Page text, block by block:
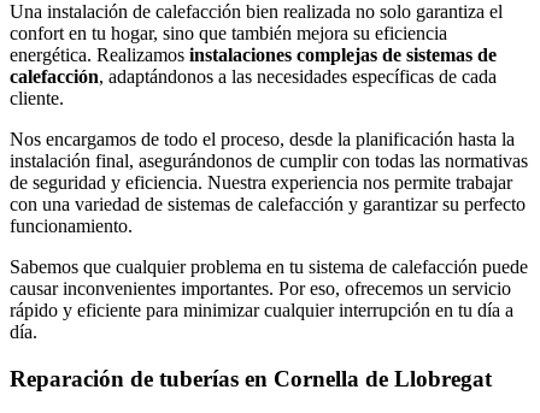
Una instalación de calefacción bien realizada no solo garantiza el
confort en tu hogar, sino que también mejora su eficiencia
energética. Realizamos instalaciones complejas de sistemas de
calefacción, adaptándonos a las necesidades específicas de cada
cliente.
Nos encargamos de todo el proceso, desde la planificación hasta la
instalación final, asegurándonos de cumplir con todas las normativas
de seguridad y eficiencia. Nuestra experiencia nos permite trabajar
con una variedad de sistemas de calefacción y garantizar su perfecto
funcionamiento.
Sabemos que cualquier problema en tu sistema de calefacción puede
causar inconvenientes importantes. Por eso, ofrecemos un servicio
rápido y eficiente para minimizar cualquier interrupción en tu día a
día.
Reparación de tuberías en Cornella de Llobregat